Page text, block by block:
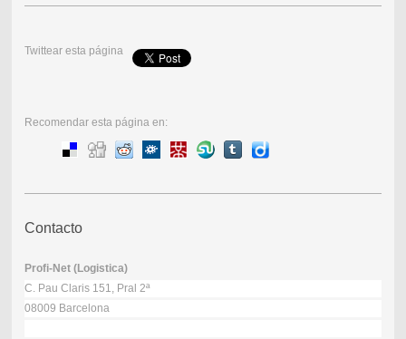
Twittear esta página
Recomendar esta página en:
Contacto
Profi-Net (Logistica)
C. Pau Claris 151, Pral 2ª
08009 Barcelona